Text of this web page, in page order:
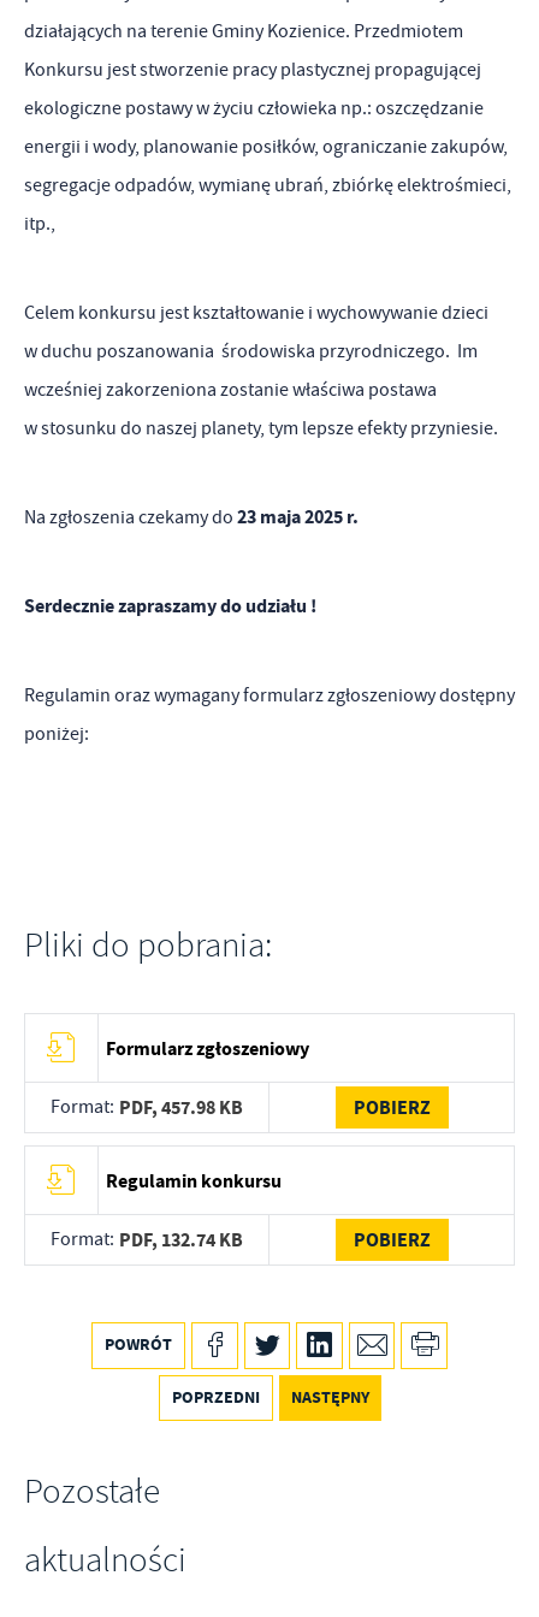
działających na terenie Gminy Kozienice. Przedmiotem
Konkursu jest stworzenie pracy plastycznej propagującej
ekologiczne postawy w życiu człowieka np.: oszczędzanie
energii i wody, planowanie posiłków, ograniczanie zakupów,
segregacje odpadów, wymianę ubrań, zbiórkę elektrośmieci,
itp.,
Celem konkursu jest kształtowanie i wychowywanie dzieci
w duchu poszanowania środowiska przyrodniczego. Im
wcześniej zakorzeniona zostanie właściwa postawa
w stosunku do naszej planety, tym lepsze efekty przyniesie.
Na zgłoszenia czekamy do 23 maja 2025 r.
Serdecznie zapraszamy do udziału !
Regulamin oraz wymagany formularz zgłoszeniowy dostępny
poniżej:
Pliki do pobrania:
Formularz zgłoszeniowy
Format: PDF,457.98 KB POBIERZ
Regulamin konkursu
Format: PDF, 132.74 KB POBIERZ
POWRÓT
POPRZEDNI NASTĘPNY
Pozostałe
aktualności